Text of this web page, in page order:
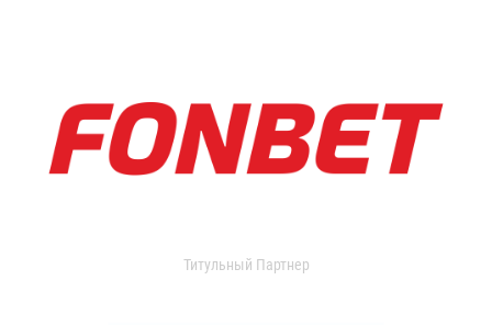
Титульный Партнер